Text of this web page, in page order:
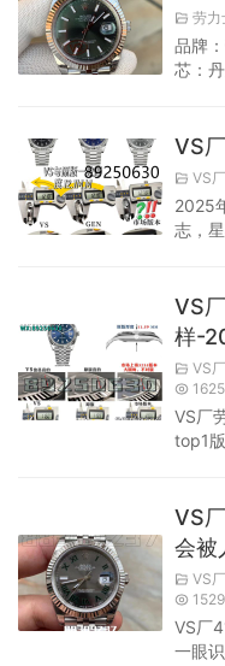
劳力
品牌
芯：
VS
VS
2025
志，
用老
修，
力士
版厚
到
刻，
VS
样-
VS
1625
VS厂
top1
任何
秀，
此，
碑！
是细
版本
VS
会被
VS
1529
VS厂
一眼